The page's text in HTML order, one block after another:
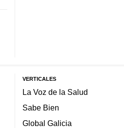
VERTICALES
La Voz de la Salud
Sabe Bien
Global Galicia